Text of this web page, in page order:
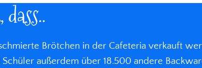
Brötchen in der Cafeteria verkauft
außerdem über 18.500 andere